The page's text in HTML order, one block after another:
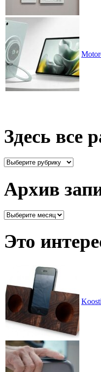
Здесь все
Здесь
Архив
Архив
месяцам
Это